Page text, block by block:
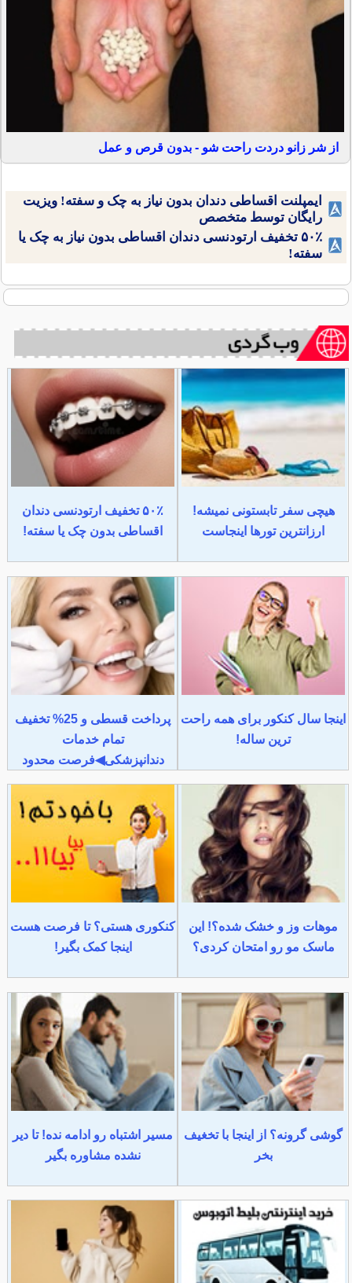
از شر زانو دردت راحت شو - بدون قرص و عمل
ایمپلنت اقساطی دندان بدون نیاز به چک و سفته! ویزیت
رایگان توسط متخصص
۵۰٪ تخفیف ارتودنسی دندان اقساطی بدون نیاز به چک یا
سفته!
هیچی سفر تابستونی نمیشه!
ارزانترین تورها اینجاست
۵۰٪ تخفیف ارتودنسی دندان
اقساطی بدون چک یا سفته!
اینجا سال کنکور برای همه راحت
ترین ساله!
پرداخت قسطی و 25% تخفیف
تمام خدمات
دندانپزشکی◀فرصت محدود
موهات وز و خشک شده؟! این
ماسک مو رو امتحان کردی؟
کنکوری هستی؟ تا فرصت هست
اینجا کمک بگیر!
گوشی گرونه؟ از اینجا با تخغیف
بخر
مسیر اشتباه رو ادامه نده! تا دیر
نشده مشاوره بگیر